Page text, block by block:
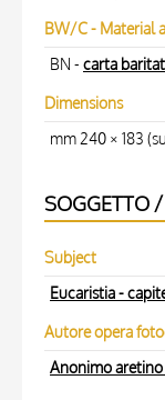
BW/C - Material
BN - carta
Dimensions
mm 240 × 183
SOGGETTO
Subject
Eucaristia -
Autore opera
Anonimo aretino